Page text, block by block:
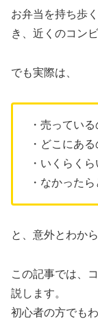
お弁当を持ち歩
き、近くのコン
でも実際は、
・売っている
・どこにある
・いくらくら
・なかった
と、意外とわか
この記事では、
説します。
初心者の方でも